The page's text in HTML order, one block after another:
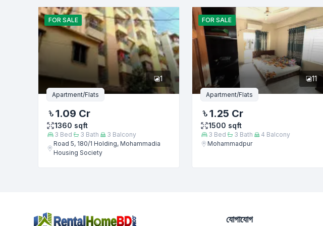
ফোন নম্বর
FOR SALE
1
Apartment/Flats
1.09 Cr
1360 sqft
3 Bed 3 Bath 3 Balcony
Road 5, 180/1 Holding, Mohammadia
Housing Society
FOR SALE
11
Apartment/Flats
1.25 Cr
1500 sqft
3 Bed 3 Bath 4 Balcony
Mohammadpur
যোগাযোগ